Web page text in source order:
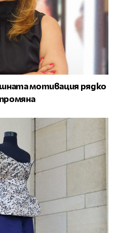
мотивация рядко